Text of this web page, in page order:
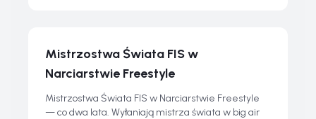
Mistrzostwa Świata FIS w
Narciarstwie Freestyle
Mistrzostwa Świata FIS w Narciarstwie Freestyle
— co dwa lata. Wyłaniają mistrza świata w big air